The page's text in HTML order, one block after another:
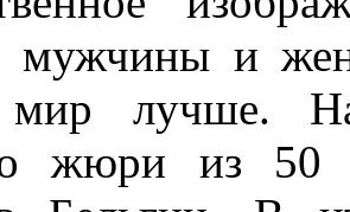
мужчины и
мир лучше.
жюри из 50